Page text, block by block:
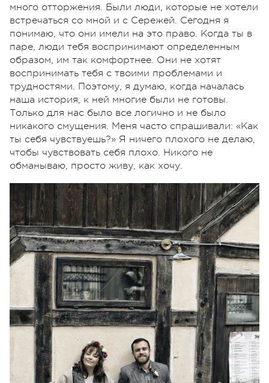
много отторжения. Были люди, которые не хотели
встречаться со мной и с Сережей. Сегодня я
понимаю, что они имели на это право. Когда ты в
паре, люди тебя воспринимают определенным
образом, им так комфортнее. Они не хотят
воспринимать тебя с твоими проблемами и
трудностями. Поэтому, я думаю, когда началась
наша история, к ней многие были не готовы.
Только для нас было все логично и не было
никакого смущения. Меня часто спрашивали: «Как
ты себя чувствуешь?» Я ничего плохого не делаю,
чтобы чувствовать себя плохо. Никого не
обманываю, просто живу, как хочу.